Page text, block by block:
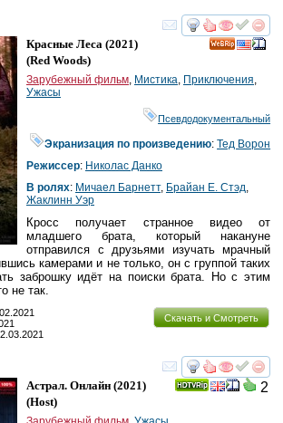
смотреть
Красные Леса (2021)
(Red Woods)
Зарубежный фильм, Мистика, Приключения,
Ужасы
Псевдодокументальный
Экранизация по произведению:Тед Ворон
Режиссер: Николас Данко
В ролях: Мичаел Барнетт, Брайан Е. Стэд,
Жаклинн Уэр
Кросс получает странное видео от
младшего брата, который накануне
отправился с друзьями изучать мрачный
камерами и не только, он с группой таких
заброшку идёт на поиски брата. Но с этим
не так.
Скачать и Смотреть
смотреть
2
Астрал. Онлайн (2021)
(Host)